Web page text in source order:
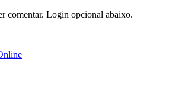
comentar. Login opcional abaixo.